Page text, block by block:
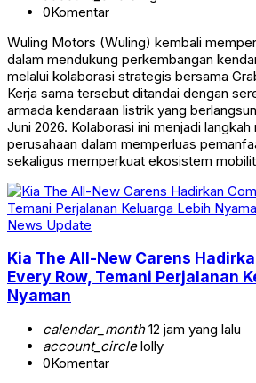
0Komentar
Wuling Motors (Wuling) kembali
dalam mendukung perkembangan
melalui kolaborasi strategis bersama
Kerja sama tersebut ditandai dengan
armada kendaraan listrik yang
Juni 2026. Kolaborasi ini menjadi langkah
perusahaan dalam memperluas
sekaligus memperkuat ekosistem
News Update
Kia The All-New Carens
Every Row, Temani Perjalanan
Nyaman
calendar_month12 jam yang lalu
account_circlelolly
0Komentar